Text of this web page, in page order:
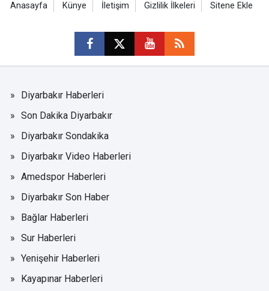
Anasayfa Künye İletişim Gizlilik İlkeleri Sitene Ekle
Diyarbakır Haberleri
Son Dakika Diyarbakır
Diyarbakır Sondakika
Diyarbakır Video Haberleri
Amedspor Haberleri
Diyarbakır Son Haber
Bağlar Haberleri
Sur Haberleri
Yenişehir Haberleri
Kayapınar Haberleri